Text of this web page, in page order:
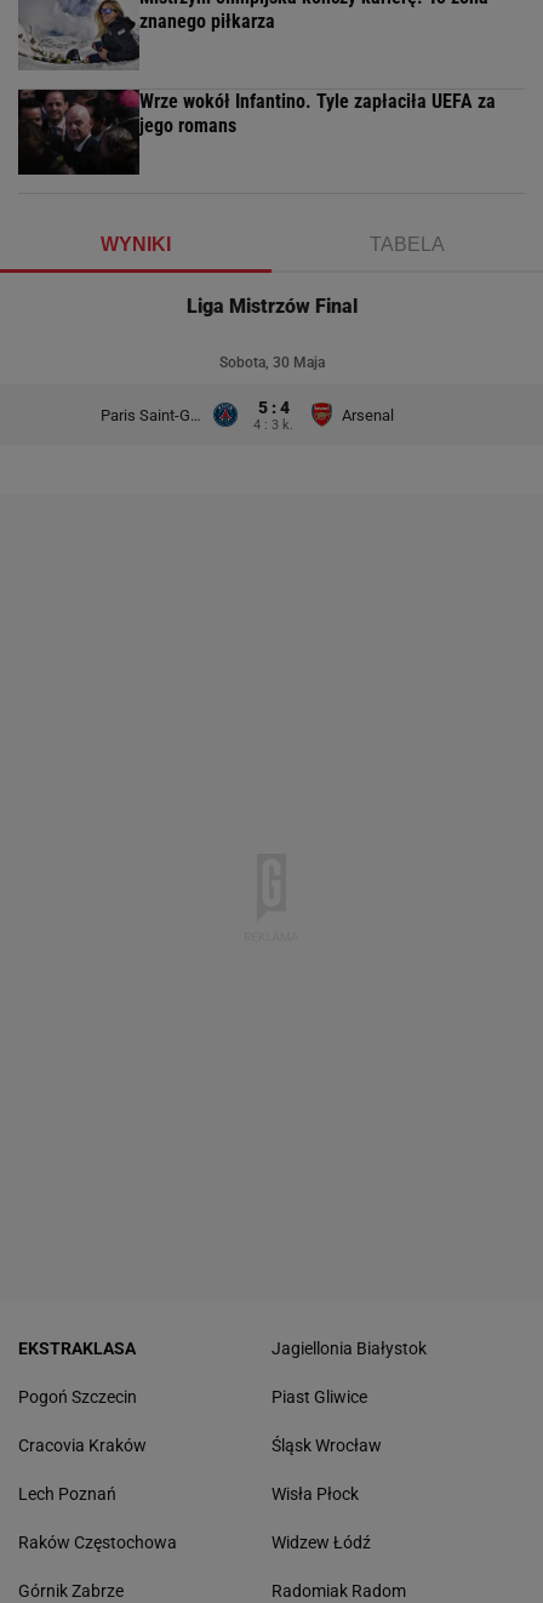
znanego piłkarza
Wrze wokół Infantino. Tyle zapłaciła UEFA za
jego romans
WYNIKI TABELA
Liga Mistrzów Final
Sobota, 30 Maja
Paris Saint-Germain 5 : 4
4 : 3 k.
Arsenal
EKSTRAKLASA
Pogoń Szczecin
Cracovia Kraków
Lech Poznań
Raków Częstochowa
Górnik Zabrze
Jagiellonia Białystok
Piast Gliwice
Śląsk Wrocław
Wisła Płock
Widzew Łódź
Radomiak Radom